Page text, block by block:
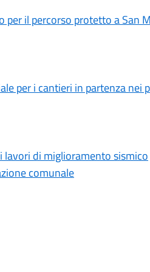
il percorso protetto a San
per i cantieri in partenza nei
lavori di miglioramento sismico
comunale